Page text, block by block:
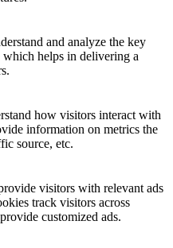
and analyze the key
helps in delivering a
how visitors interact with
information on metrics the
source, etc.
visitors with relevant ads
track visitors across
customized ads.